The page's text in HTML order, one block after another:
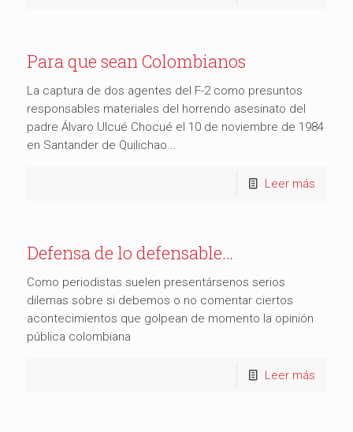
Para que sean Colombianos
La captura de dos agentes del F-2 como presuntos
responsables materiales del horrendo asesinato del
padre Álvaro Ulcué Chocué el 10 de noviembre de 1984
en Santander de Quilichao...
Leer más
Defensa de lo defensable…
Como periodistas suelen presentársenos serios
dilemas sobre si debemos o no comentar ciertos
acontecimientos que golpean de momento la opinión
pública colombiana
Leer más